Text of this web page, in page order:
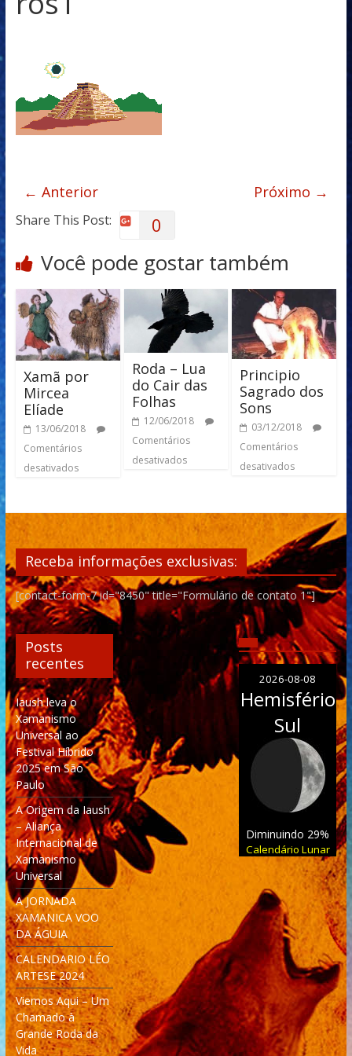
← Anterior Próximo →
Share This Post: 0
Você pode gostar também
Xamã por
Mircea
Elíade
13/06/2018
Comentários
desativados
Roda – Lua
do Cair das
Folhas
12/06/2018
Comentários
desativados
Principio
Sagrado dos
Sons
03/12/2018
Comentários
desativados
Receba informações exclusivas:
[contact-form-7 id="8450" title="Formulário de contato 1"]
Posts
recentes
Iaush leva o
Xamanismo
Universal ao
Festival Híbrido
2025 em São
Paulo
A Origem da Iaush
– Aliança
Internacional de
Xamanismo
Universal
A JORNADA
XAMANICA VOO
DA ÁGUIA
CALENDARIO LÉO
ARTESE 2024
Viemos Aqui – Um
Chamado à
Grande Roda da
Vida
2026-08-08
Hemisfério
Sul
Diminuindo 29%
Calendário Lunar